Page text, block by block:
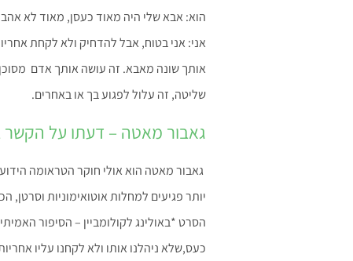
הוא: אבא שלי היה מאוד כעסן, מאוד לא
אני: אני בטוח, אבל להדחיק ולא לקחת
אותך שונה מאבא. זה עושה אותך אדם
שליטה, זה עלול לפגוע בך או באחרים.
גאבור מאטה – דעתו על הקשר
גאבור מאטה הוא אולי חוקר הטראומה
יותר פגיעים למחלות אוטואימוניות
הסרט *באולינג לקולומביין – הסיפור
כעס,שלא ניהלנו אותו ולא לקחנו עליו